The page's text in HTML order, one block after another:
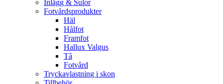
Inlägg & Sulor
Fotvårdsprodukter
Häl
Hålfot
Framfot
Hallux Valgus
Tå
Fotvård
Tryckavlastning i skon